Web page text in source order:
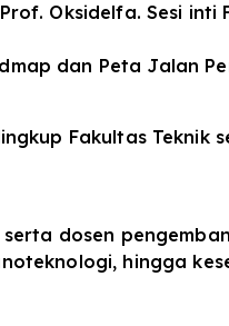
Oksidelfa. Sesi inti
dan Peta Jalan
Fakultas Teknik
dosen
hingga